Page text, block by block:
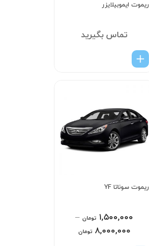
ریموت ایموبیلایزر
تماس بگیرید
ریموت سوناتا YF
۱,۵۰۰,۰۰۰ تومان –
۸,۰۰۰,۰۰۰ تومان